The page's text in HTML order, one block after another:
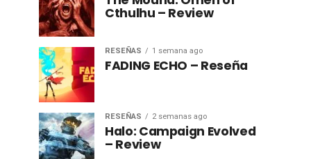
Cthulhu – Review
RESEÑAS 1 semana ago
FADING ECHO – Reseña
RESEÑAS 2 semanas ago
Halo: Campaign Evolved
– Review